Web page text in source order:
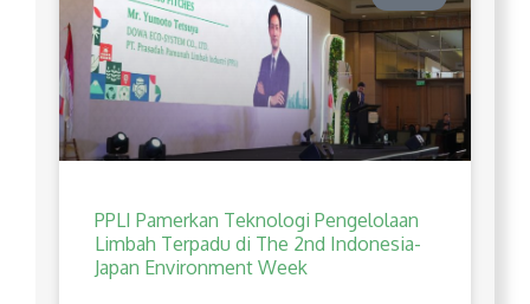
PPLI Pamerkan Teknologi Pengelolaan
Limbah Terpadu di The 2nd Indonesia-
Japan Environment Week